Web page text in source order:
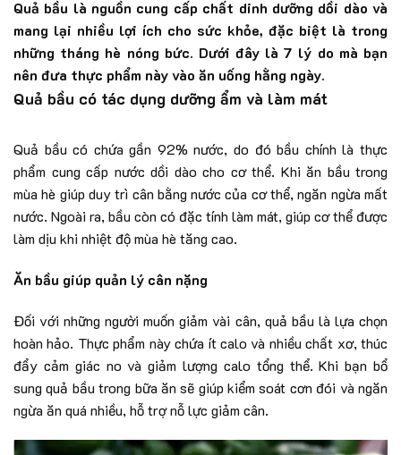
Quả bầu là nguồn cung cấp chất dinh dưỡng dồi dào và
mang lại nhiều lợi ích cho sức khỏe, đặc biệt là trong
những tháng hè nóng bức. Dưới đây là 7 lý do mà bạn
nên đưa thực phẩm này vào ăn uống hằng ngày.
Quả bầu có tác dụng dưỡng ẩm và làm mát
Quả bầu có chứa gần 92% nước, do đó bầu chính là thực
phẩm cung cấp nước dồi dào cho cơ thể. Khi ăn bầu trong
mùa hè giúp duy trì cân bằng nước của cơ thể, ngăn ngừa mất
nước. Ngoài ra, bầu còn có đặc tính làm mát, giúp cơ thể được
làm dịu khi nhiệt độ mùa hè tăng cao.
Ăn bầu giúp quản lý cân nặng
Đối với những người muốn giảm vài cân, quả bầu là lựa chọn
hoàn hảo. Thực phẩm này chứa ít calo và nhiều chất xơ, thúc
đẩy cảm giác no và giảm lượng calo tổng thể. Khi bạn bổ
sung quả bầu trong bữa ăn sẽ giúp kiểm soát cơn đói và ngăn
ngừa ăn quá nhiều, hỗ trợ nỗ lực giảm cân.